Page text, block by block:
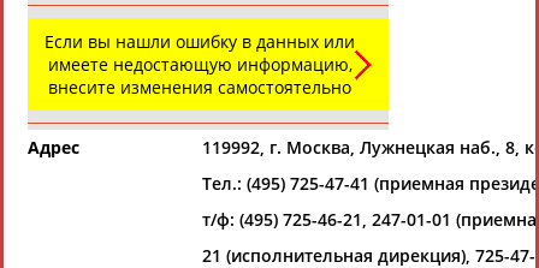
Просмотры
материалов
платформы за
сутки:
СВОДНЫЕ ИНДЕКСЫ
ТАБЛО АКТИВНОСТИ
РЕСУРСНАЯ ПЛОЩАДКА
Всероссийские спортивные организации
Если вы нашли ошибку в данных или
имеете недостающую информацию,
внесите изменения самостоятельно
Адрес
119992, г. Москва, Лужнецкая наб., 8,
Тел.: (495) 725-47-41 (приемная
т/ф: (495) 725-46-21, 247-01-01
21 (исполнительная дирекция), 725-